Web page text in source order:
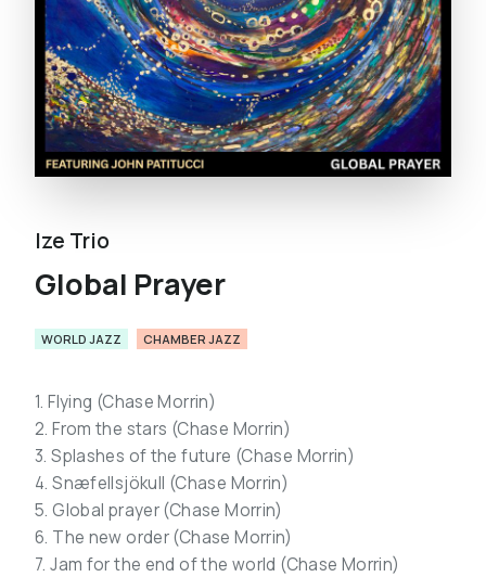
Ize Trio
Global Prayer
WORLD JAZZ CHAMBER JAZZ
1. Flying (Chase Morrin)
2. From the stars (Chase Morrin)
3. Splashes of the future (Chase Morrin)
4. Snæfellsjökull (Chase Morrin)
5. Global prayer (Chase Morrin)
6. The new order (Chase Morrin)
7. Jam for the end of the world (Chase Morrin)